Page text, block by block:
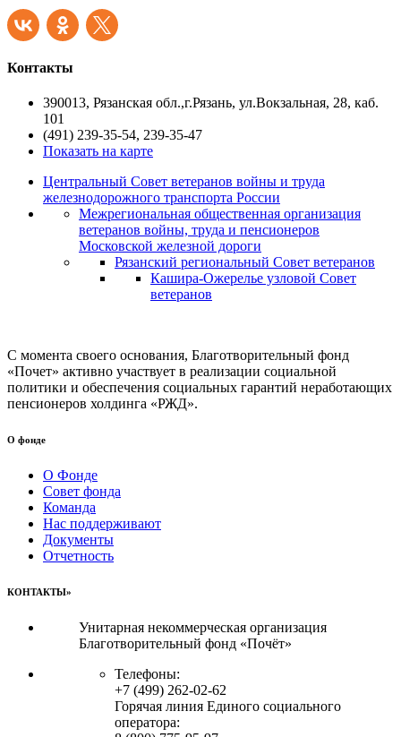
Контакты
390013, Рязанская обл.,г.Рязань, ул.Вокзальная, 28, каб.
101
(491) 239-35-54, 239-35-47
Показать на карте
Центральный Совет ветеранов войны и труда
железнодорожного транспорта России
Межрегиональная общественная организация
ветеранов войны, труда и пенсионеров
Московской железной дороги
Рязанский региональный Совет ветеранов
Кашира-Ожерелье узловой Совет
ветеранов
С момента своего основания, Благотворительный фонд
«Почет» активно участвует в реализации социальной
политики и обеспечения социальных гарантий неработающих
пенсионеров холдинга «РЖД».
О фонде
О Фонде
Совет фонда
Команда
Нас поддерживают
Документы
Отчетность
КОНТАКТЫ»
Унитарная некоммерческая организация
Благотворительный фонд «Почёт»
Телефоны:
+7 (499) 262-02-62
Горячая линия Единого социального
оператора: